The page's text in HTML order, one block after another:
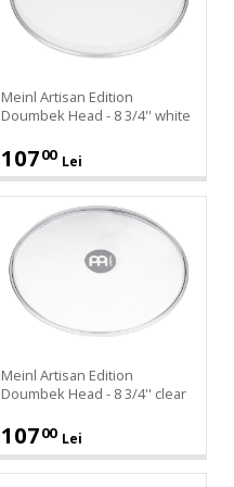
Head
3/4''
white
Meinl Artisan Edition
Doumbek Head - 8 3/4'' white
10700 Lei
Artisan
Edition
Doumbek
Head
3/4''
clear
Meinl Artisan Edition
Doumbek Head - 8 3/4'' clear
10700 Lei